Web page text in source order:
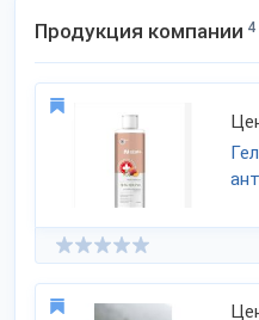
Продукция компании 4